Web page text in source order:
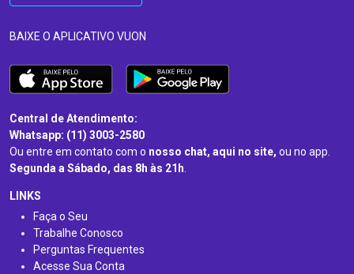
BAIXE O APLICATIVO VUON
Central de Atendimento:
Whatsapp: (11) 3003-2580
Ou entre em contato com o nosso chat, aqui no site, ou no app.
Segunda a Sábado, das 8h às 21h.
LINKS
Faça o Seu
Trabalhe Conosco
Perguntas Frequentes
Acesse Sua Conta